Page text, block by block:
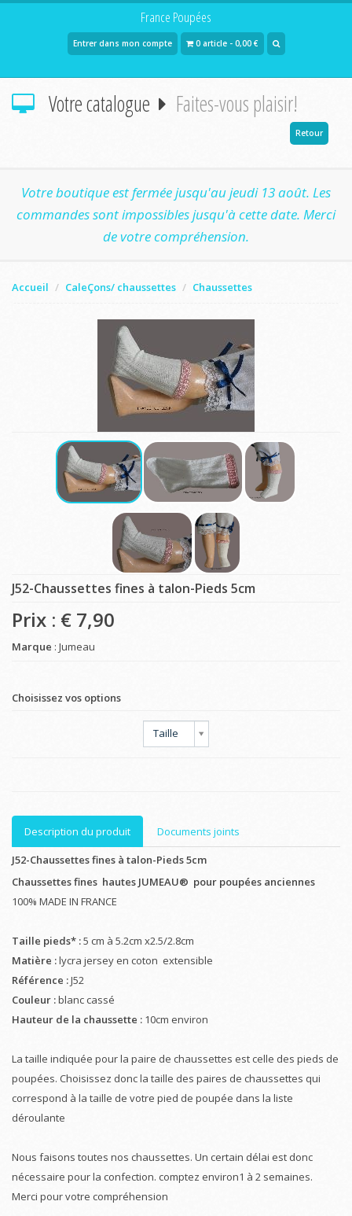
France Poupées
Entrer dans mon compte 0 article - 0,00 €
Votre catalogue Faites-vous plaisir!
Retour
Votre boutique est fermée jusqu'au jeudi 13 août. Les
commandes sont impossibles jusqu'à cette date. Merci
de votre compréhension.
Accueil CaleÇons/ chaussettes Chaussettes
J52-Chaussettes fines à talon-Pieds 5cm
Prix : € 7,90
Marque : Jumeau
Choisissez vos options
Taille
Description du produit
Documents joints
J52-Chaussettes fines à talon-Pieds 5cm
Chaussettes fines hautes JUMEAU® pour poupées anciennes
100% MADE IN FRANCE
Taille pieds* :5 cm à 5.2cm x2.5/2.8cm
Matière :lycra jersey en coton extensible
Référence :J52
Couleur :blanc cassé
Hauteur de la chaussette : 10cm environ
La taille indiquée pour la paire de chaussettes est celle des pieds de
poupées. Choisissez donc la taille des paires de chaussettes qui
correspond à la taille de votre pied de poupée dans la liste
déroulante
Nous faisons toutes nos chaussettes. Un certain délai est donc
nécessaire pour la confection. comptez environ1 à 2 semaines.
Merci pour votre compréhension